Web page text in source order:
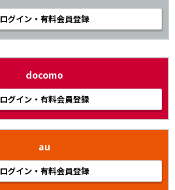
ログイン・有料会員登録
docomo
ログイン・有料会員登録
au
ログイン・有料会員登録